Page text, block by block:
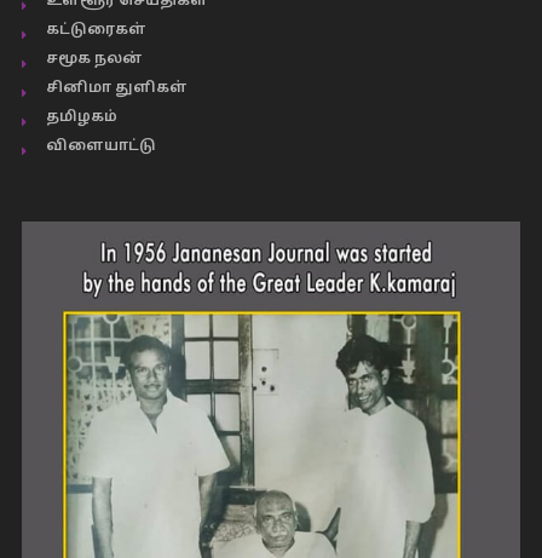
கட்டுரைகள்
சமூக நலன்
சினிமா துளிகள்
தமிழகம்
விளையாட்டு